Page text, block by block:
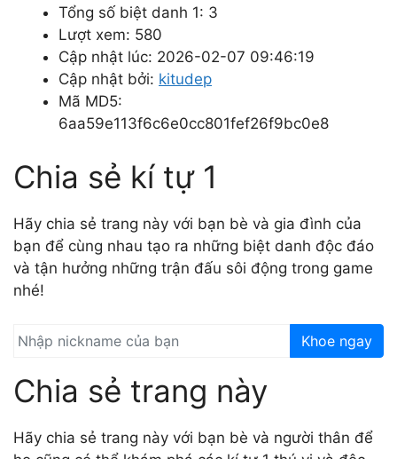
Tổng số biệt danh 1: 3
Lượt xem: 580
Cập nhật lúc: 2026-02-07 09:46:19
Cập nhật bởi: kitudep
Mã MD5:
6aa59e113f6c6e0cc801fef26f9bc0e8
Chia sẻ kí tự 1
Hãy chia sẻ trang này với bạn bè và gia đình của
bạn để cùng nhau tạo ra những biệt danh độc đáo
và tận hưởng những trận đấu sôi động trong game
nhé!
Khoe ngay
Chia sẻ trang này
Hãy chia sẻ trang này với bạn bè và người thân để